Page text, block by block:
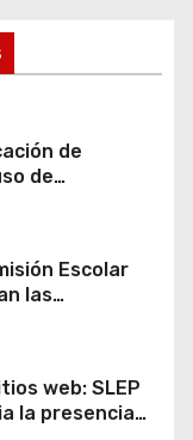
de
de
apoyar
Escolar
Escolar
las
para 2027
web: SLEP
la presencia